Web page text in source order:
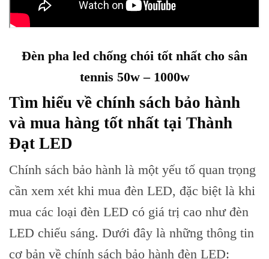
to
content
Đèn pha led chống chói tốt nhất cho sân
tennis 50w – 1000w
Tìm hiểu về chính sách bảo hành
và mua hàng tốt nhất tại Thành
Đạt LED
Chính sách bảo hành là một yếu tố quan trọng
cần xem xét khi mua đèn LED, đặc biệt là khi
mua các loại đèn LED có giá trị cao như đèn
LED chiếu sáng. Dưới đây là những thông tin
cơ bản về chính sách bảo hành đèn LED: